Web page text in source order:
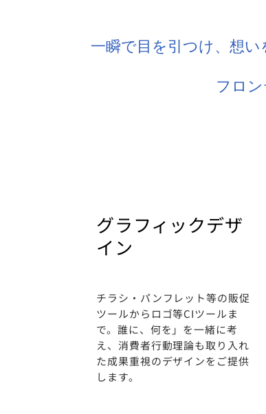
一瞬で目を引つけ、想
フロ
グラフィックデザ
イン
チラシ・パンフレット等の販促
ツールからロゴ等CIツールま
で。誰に、何を」を一緒に考
え、消費者行動理論も取り入れ
た成果重視のデザインをご提供
します。